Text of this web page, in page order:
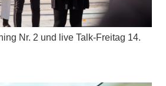
Nr. 2 und live Talk-Freitag 14.